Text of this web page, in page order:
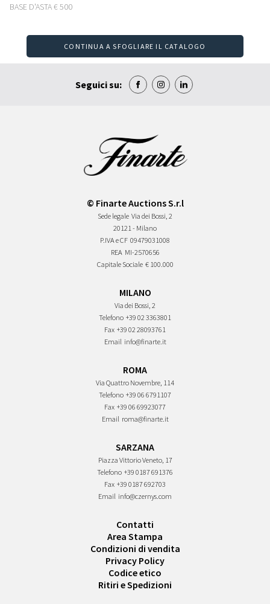
BASE D'ASTA€ 500
CONTINUA A SFOGLIARE IL CATALOGO
Seguici su:
© Finarte Auctions S.r.l
Sede legale Via dei Bossi, 2
20121 - Milano
P.IVA e CF 09479031008
REA MI-2570656
Capitale Sociale € 100.000
MILANO
Via dei Bossi, 2
Telefono +39 02 3363801
Fax +39 02 28093761
Email info@finarte.it
ROMA
Via Quattro Novembre, 114
Telefono +39 06 6791107
Fax +39 06 69923077
Email roma@finarte.it
SARZANA
Piazza Vittorio Veneto, 17
Telefono +39 0187 691376
Fax +39 0187 692703
Email info@czernys.com
Contatti
Area Stampa
Condizioni di vendita
Privacy Policy
Codice etico
Ritiri e Spedizioni